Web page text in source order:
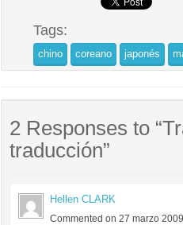
Tags:
chino coreano japonés
2 Responses to
traducción”
Hellen CLARK
Commented on 27 marzo